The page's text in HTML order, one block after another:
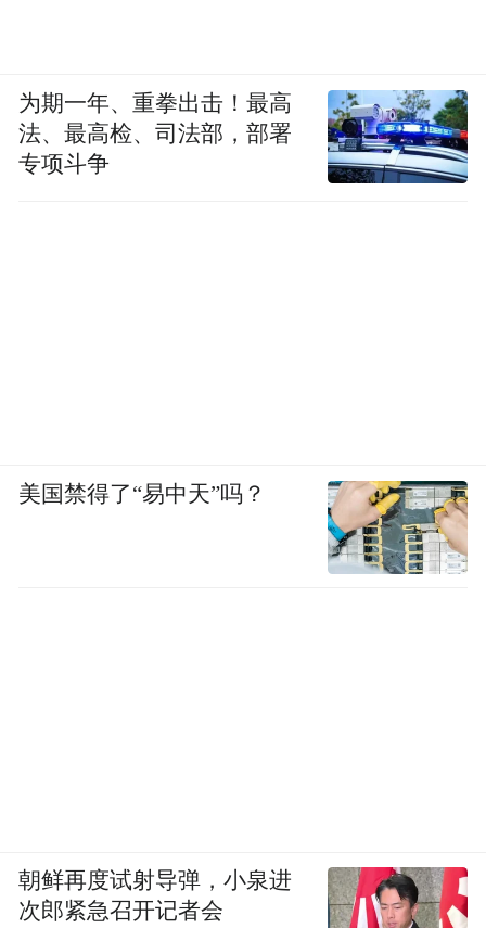
为期一年、重拳出击！最高
法、最高检、司法部，部署
专项斗争
美国禁得了“易中天”吗？
朝鲜再度试射导弹，小泉进
次郎紧急召开记者会